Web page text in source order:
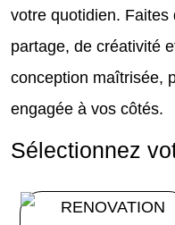
votre quotidien.
partage, de créativité
conception maîtrisée,
engagée à vos côtés.
Sélectionnez